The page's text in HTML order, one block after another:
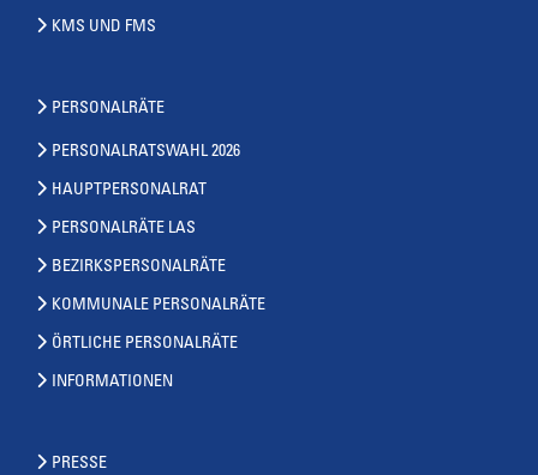
KMS UND FMS
PERSONALRÄTE
PERSONALRATSWAHL 2026
HAUPTPERSONALRAT
PERSONALRÄTE LAS
BEZIRKSPERSONALRÄTE
KOMMUNALE PERSONALRÄTE
ÖRTLICHE PERSONALRÄTE
INFORMATIONEN
PRESSE